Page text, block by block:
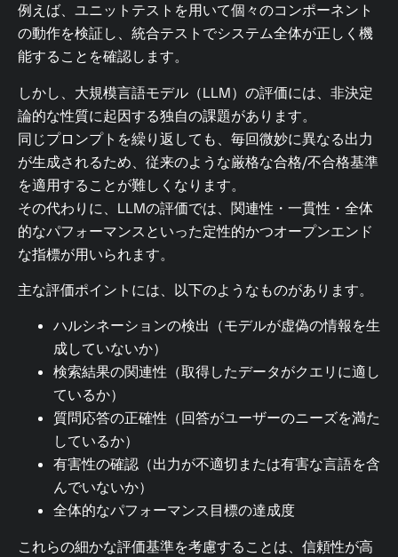
例えば、ユニットテストを用いて個々のコンポーネント
の動作を検証し、統合テストでシステム全体が正しく機
能することを確認します。
しかし、大規模言語モデル（LLM）の評価には、非決定
論的な性質に起因する独自の課題があります。
同じプロンプトを繰り返しても、毎回微妙に異なる出力
が生成されるため、従来のような厳格な合格/不合格基準
を適用することが難しくなります。
その代わりに、LLMの評価では、関連性・一貫性・全体
的なパフォーマンスといった定性的かつオープンエンド
な指標が用いられます。
主な評価ポイントには、以下のようなものがあります。
ハルシネーションの検出（モデルが虚偽の情報を生
成していないか）
検索結果の関連性（取得したデータがクエリに適し
ているか）
質問応答の正確性（回答がユーザーのニーズを満た
しているか）
有害性の確認（出力が不適切または有害な言語を含
んでいないか）
全体的なパフォーマンス目標の達成度
これらの細かな評価基準を考慮することは、信頼性が高